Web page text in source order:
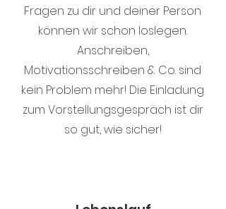
Fragen zu dir und deiner Person
können wir schon loslegen.
Anschreiben,
Motivationsschreiben & Co. sind
kein Problem mehr! Die Einladung
zum Vorstellungsgespräch ist dir
so gut, wie sicher!